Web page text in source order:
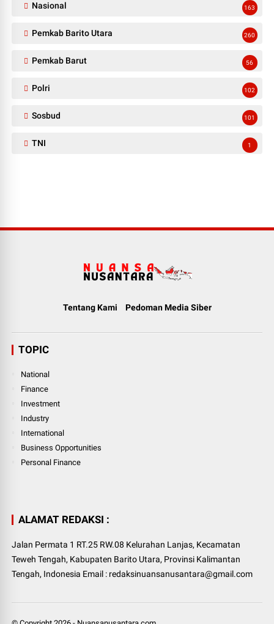
Nasional 163
Pemkab Barito Utara 260
Pemkab Barut 56
Polri 102
Sosbud 101
TNI 1
Tentang Kami Pedoman Media Siber
TOPIC
National
Finance
Investment
Industry
International
Business Opportunities
Personal Finance
ALAMAT REDAKSI :
Jalan Permata 1 RT.25 RW.08 Kelurahan Lanjas, Kecamatan
Teweh Tengah, Kabupaten Barito Utara, Provinsi Kalimantan
Tengah, Indonesia Email : redaksinuansanusantara@gmail.com